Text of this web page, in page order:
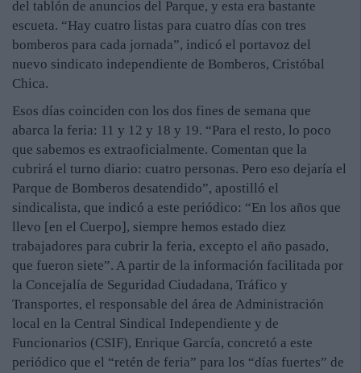
del tablón de anuncios del Parque, y esta era bastante
escueta. “Hay cuatro listas para cuatro días con tres
bomberos para cada jornada”, indicó el portavoz del
nuevo sindicato independiente de Bomberos, Cristóbal
Chica.
Esos días coinciden con los dos fines de semana que
abarca la feria: 11 y 12 y 18 y 19. “Para el resto, lo poco
que sabemos es extraoficialmente. Comentan que la
cubrirá el turno diario: cuatro personas. Pero eso dejaría el
Parque de Bomberos desatendido”, apostilló el
sindicalista, que indicó a este periódico: “En los años que
llevo [en el Cuerpo], siempre hemos estado diez
trabajadores para cubrir la feria, excepto el año pasado,
que fueron siete”. A partir de la información facilitada por
la Concejalía de Seguridad Ciudadana, Tráfico y
Transportes, el responsable del área de Administración
local en la Central Sindical Independiente y de
Funcionarios (CSIF), Enrique García, concretó a este
periódico que el “retén de feria” para los “días fuertes” de